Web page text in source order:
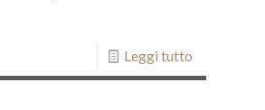
Leggi tutto